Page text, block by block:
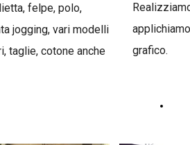
grafico.
felpe, polo,
jogging, vari modelli
taglie, cotone anche